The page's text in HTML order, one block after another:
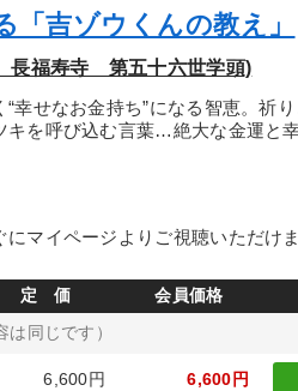
「吉ゾウくんの教え」
長福寿寺 第五十六世学頭)
幸せなお金持ち”になる智恵。祈
キを呼び込む言葉…絶大な金運と
マイページよりご視聴いただけま
定 価 会員価格
は同じです）
6,600円 6,600円